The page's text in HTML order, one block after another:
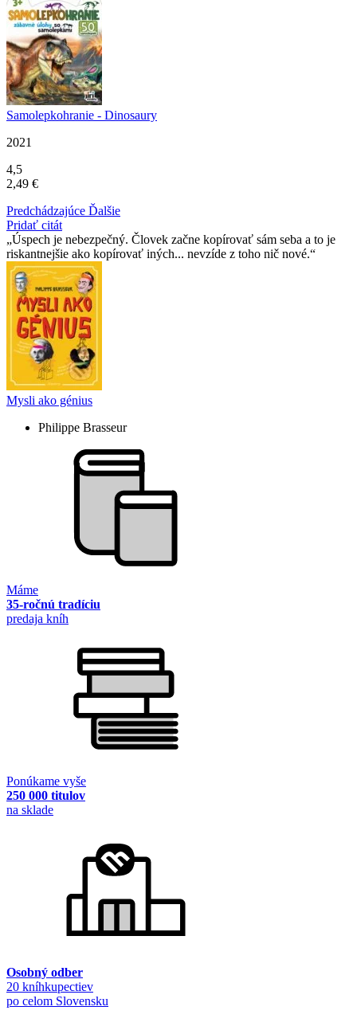
Samolepkohranie - Dinosaury
2021
4,5
2,49 €
Predchádzajúce Ďalšie
Pridať citát
Úspech je nebezpečný. Človek začne kopírovať sám seba a to je
riskantnejšie ako kopírovať iných... nevzíde z toho nič nové.
Mysli ako génius
Philippe Brasseur
Máme
35-ročnú tradíciu
predaja kníh
Ponúkame vyše
250 000 titulov
na sklade
Osobný odber
20 kníhkupectiev
po celom Slovensku